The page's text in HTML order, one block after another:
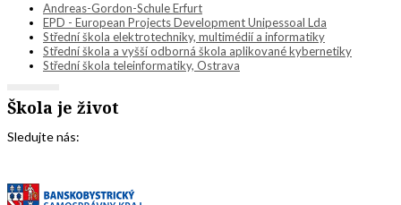
Andreas-Gordon-Schule Erfurt
EPD - European Projects Development Unipessoal Lda
Střední škola elektrotechniky, multimédií a informatiky
Střední škola a vyšší odborná škola aplikované kybernetiky
Střední škola teleinformatiky, Ostrava
Škola je život
Sledujte nás: